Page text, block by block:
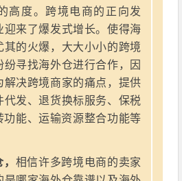
高度。跨境电商的正向发
迎来了爆发式增长。使得海
其的火爆，大大小小的跨境
纷寻找海外仓进行合作，因
解决跨境商家的痛点，提供
代发、退货换标服务、保税
功能、运输资源整合功能等
相信许多跨境电商的卖家